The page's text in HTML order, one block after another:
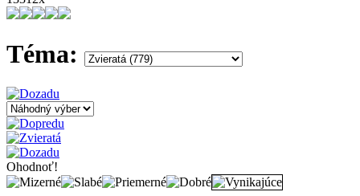
Téma:
Ohodnoť!